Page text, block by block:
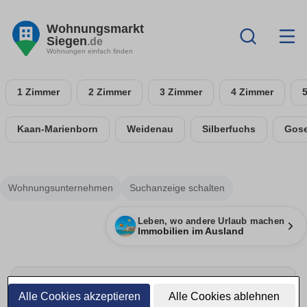
Alle Cookies akzeptieren Alle Cookies ablehnen
Wohnungsmarkt
Siegen.de
Wohnungen einfach finden
1 Zimmer 2 Zimmer 3 Zimmer 4 Zimmer
Kaan-Marienborn Weidenau Silberfuchs
Wohnungsunternehmen Suchanzeige schalten
Leben, wo andere Urlaub machen
Immobilien im Ausland
Umzug rechtzeitig planen